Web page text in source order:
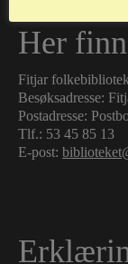
Her
Fitjar folkebibliotek
Besøksadresse:
Postadresse:
Tlf.: 53 45 85 13
E-post: